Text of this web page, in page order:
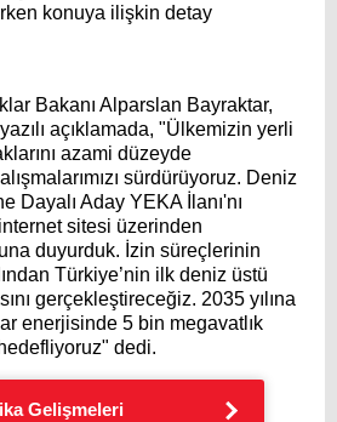
konuya ilişkin detay
Bakanı Alparslan Bayraktar,
açıklamada, "Ülkemizin yerli
azami düzeyde
sürdürüyoruz. Deniz
Dayalı Aday YEKA İlanı'nı
internet sitesi üzerinden
duyurduk. İzin süreçlerinin
Türkiye’nin ilk deniz üstü
gerçekleştireceğiz. 2035 yılına
enerjisinde 5 bin megavatlık
dedi.
Gelişmeleri